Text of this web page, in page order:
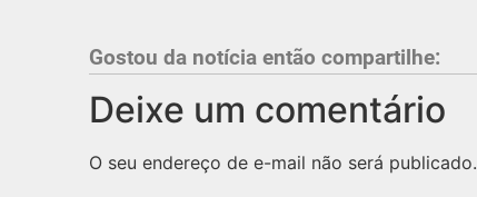
Gostou da notícia então compartilhe:
Deixe um comentário
O seu endereço de e-mail não será publicado.